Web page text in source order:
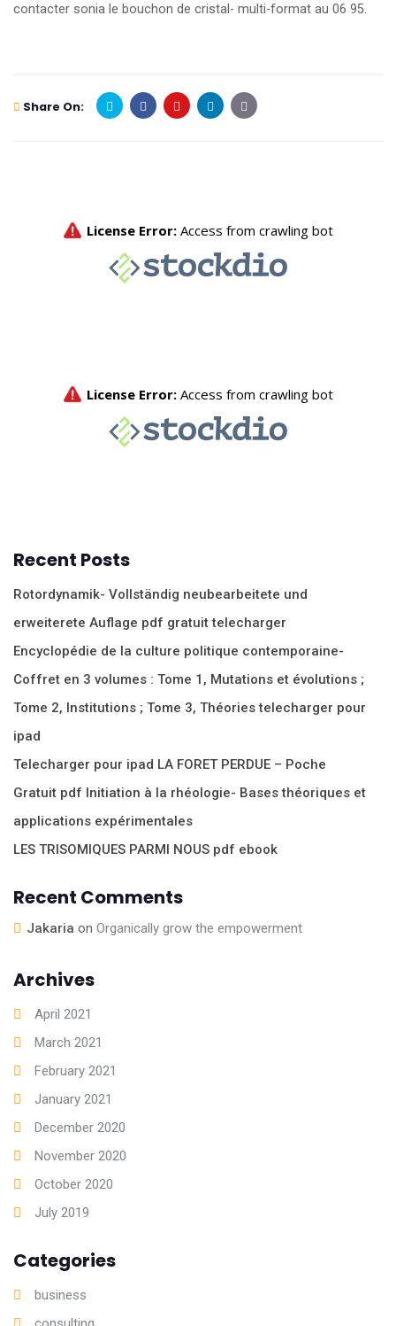
contacter sonia le bouchon de cristal- multi-format au 06 95.
Share On:
Recent Posts
Rotordynamik- Vollständig neubearbeitete und
erweiterete Auflage pdf gratuit telecharger
Encyclopédie de la culture politique contemporaine-
Coffret en 3 volumes : Tome 1, Mutations et évolutions ;
Tome 2, Institutions ; Tome 3, Théories telecharger pour
ipad
Telecharger pour ipad LA FORET PERDUE – Poche
Gratuit pdf Initiation à la rhéologie- Bases théoriques et
applications expérimentales
LES TRISOMIQUES PARMI NOUS pdf ebook
Recent Comments
Jakaria on Organically grow the empowerment
Archives
April 2021
March 2021
February 2021
January 2021
December 2020
November 2020
October 2020
July 2019
Categories
business